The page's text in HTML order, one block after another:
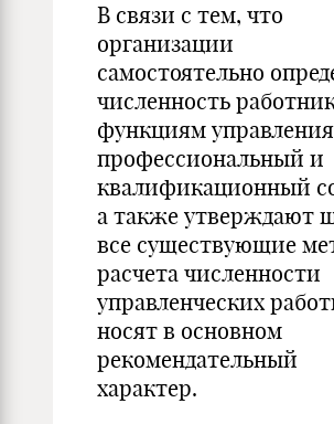
В связи с тем, что
организации
самостоятельно
численность
функциям
профессиональный и
квалификационный
а также утверждают
все существующие
расчета численности
управленческих
носят в основном
рекомендательный
характер.